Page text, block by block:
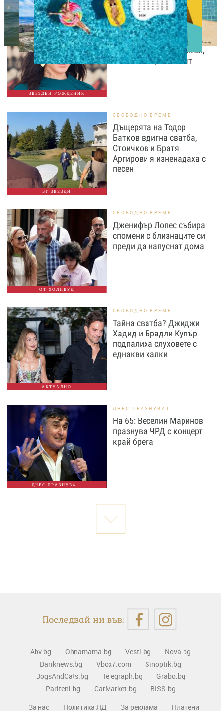
ЗВЕЗДЕН РОЖДЕНИК
ДНЕС ПРАЗНУВАТ
Преди да стане
херцогиня: 10 любопитни
факта за Меган Маркъл,
които малцина знаят
БГ ЗВЕЗДИ
СВОБОДНО ВРЕМЕ
Дъщерята на Тодор
Батков вдигна сватба,
Стоичков и Братя
Аргирови я изненадаха с
песен
ОТ ХОЛИВУД
СВОБОДНО ВРЕМЕ
Дженифър Лопес събира
спомени с близнаците си
преди да напуснат дома
АКТУАЛНО
СВОБОДНО ВРЕМЕ
Тайна сватба? Джиджи
Хадид и Брадли Купър
подпалиха слуховете с
еднакви халки
ДНЕС ПРАЗНУВА...
ДНЕС ПРАЗНУВАТ
На 65: Веселин Маринов
празнува ЧРД с концерт
край брега
Последвай ни във:
Abv.bg Ohnamama.bg Vesti.bg
Nova.bg
Dariknews.bg
Vbox7.com
Sinoptik.bg
DogsAndCats.bg
Telegraph.bg
Grabo.bg
Pariteni.bg
CarMarket.bg
BISS.bg
За нас
Политика ЛД За реклама Платени